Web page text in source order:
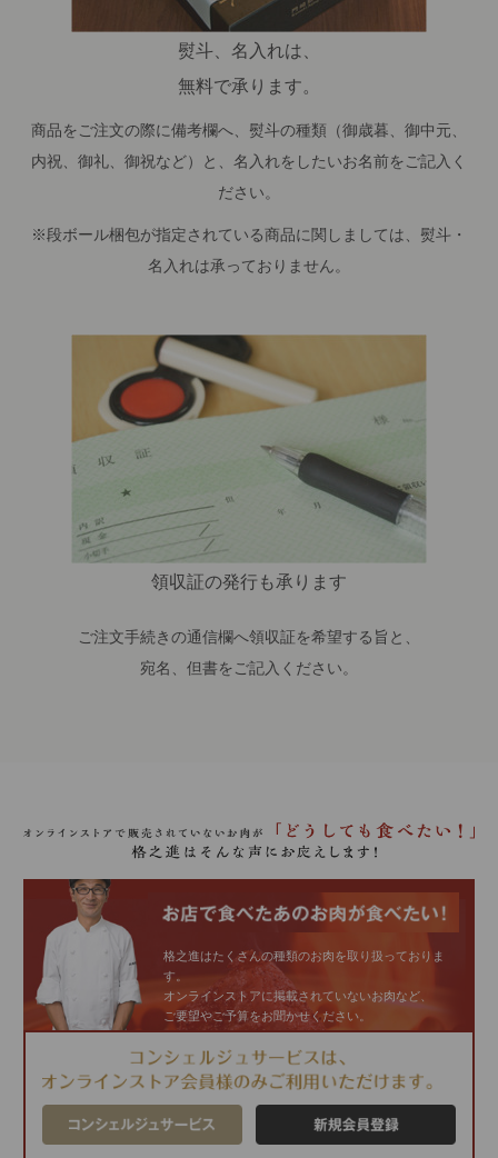
熨斗、名入れは、
無料で承ります。
商品をご注文の際に備考欄へ、熨斗の種類（御歳暮、御中元、
内祝、御礼、御祝など）と、名入れをしたいお名前をご記入く
ださい。
※段ボール梱包が指定されている商品に関しましては、熨斗・
名入れは承っておりません。
領収証の発行も承ります
ご注文手続きの通信欄へ領収証を希望する旨と、
宛名、但書をご記入ください。
格之進はたくさんの種類のお肉を取り扱っておりま
す。
オンラインストアに掲載されていないお肉など、
ご要望やご予算をお聞かせください。